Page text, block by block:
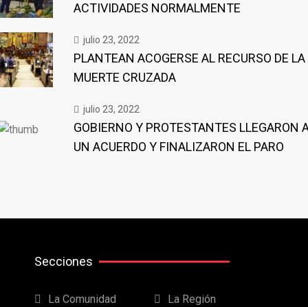
ACTIVIDADES NORMALMENTE
julio 23, 2022
PLANTEAN ACOGERSE AL RECURSO DE LA
MUERTE CRUZADA
julio 23, 2022
GOBIERNO Y PROTESTANTES LLEGARON
UN ACUERDO Y FINALIZARON EL PARO
Secciones
La Comunidad La Región